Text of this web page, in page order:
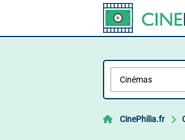
CinePhilia.fr